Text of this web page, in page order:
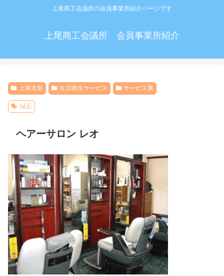
上尾商工会議所の会員事業所紹介ページです
上尾商工会議所 会員事業所紹介
上尾支部 生活衛生サービス サービス業
緑丘
ヘアーサロン レオ